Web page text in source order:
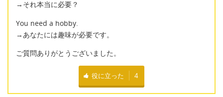
→それ本当に必要？
You need a hobby.
→あなたには趣味が必要です。
ご質問ありがとうございました。
役に立った 4